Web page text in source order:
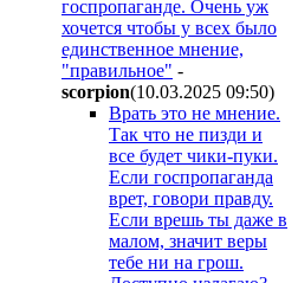
госпропаганде. Очень уж
хочется чтобы у всех было
единственное мнение,
"правильное" -
scorpion(10.03.2025 09:50)
Врать это не мнение.
Так что не пизди и
все будет чики-пуки.
Если госпропаганда
врет, говори правду.
Если врешь ты даже в
малом, значит веры
тебе ни на грош.